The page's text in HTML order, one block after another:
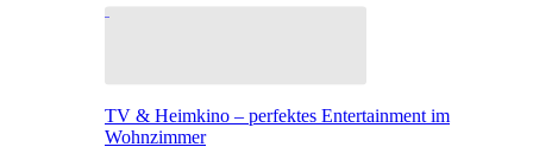
TV & Heimkino – perfektes Entertainment im
Wohnzimmer